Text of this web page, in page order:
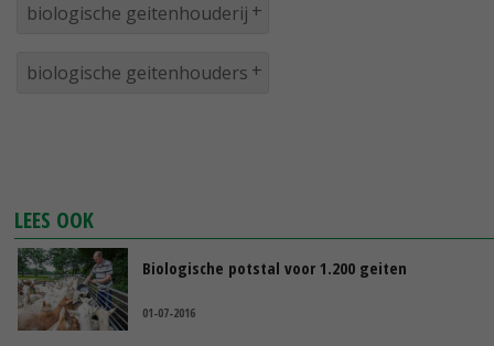
biologische geitenhouderij
biologische geitenhouders
LEES OOK
Biologische potstal voor 1.200 geiten
01-07-2016